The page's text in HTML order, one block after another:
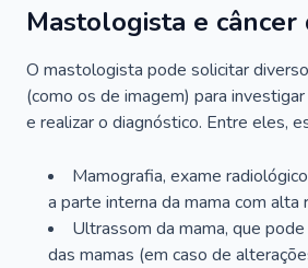
Mastologista e câncer
O mastologista pode solicitar
(como os de imagem) para
e realizar o diagnóstico. Entre eles,
Mamografia, exame
a parte interna da mama com alta
Ultrassom da mama, que pode
das mamas (em caso de